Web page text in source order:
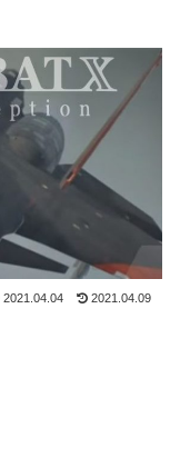
2021.04.04 2021.04.09